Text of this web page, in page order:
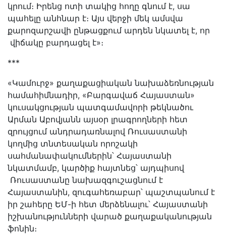
կրում։ Իրենց ոտի տակից հողը գնում է, սա
պահելը անհնար է։ Այս վերջի մեկ ամսվա
քարոզարշավի ընթացքում արդեն նկատել է, որ
վիճակը բարդացել է»։
***
«Կամուրջ» քաղաքացիական նախաձեռնության
համահիմնադիր, «Բարգավաճ Հայաստան»
կուսակցության պատգամավորի թեկնածու
Արման Աբովյանն այսօր լրագրողների հետ
զրույցում անդրադառնալով Ռուսաստանի
կողմից տնտեսական որոշակի
սահմանափակումներին՝ Հայաստանի
նկատմամբ, կարծիք հայտնեց՝ այդպիսով
Ռուսաստանը նախազգուշացնում է
Հայաստանին, զուգահեռաբար՝ պաշտպանում է
իր շահերը ԵՄ-ի հետ մերձենալու՝ Հայաստանի
իշխանությունների վարած քաղաքականության
ֆոնին։